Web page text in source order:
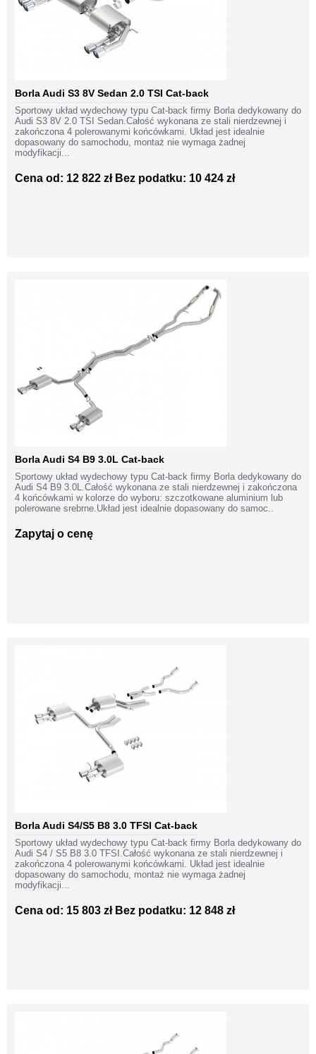
Borla Audi S3 8V Sedan 2.0 TSI Cat-back
Sportowy układ wydechowy typu Cat-back firmy Borla dedykowany do
Audi S3 8V 2.0 TSI Sedan.Całość wykonana ze stali nierdzewnej i
zakończona 4 polerowanymi końcówkami. Układ jest idealnie
dopasowany do samochodu, montaż nie wymaga żadnej
modyfikacji...
Cena od: 12 822 zł Bez podatku: 10 424 zł
Borla Audi S4 B9 3.0L Cat-back
Sportowy układ wydechowy typu Cat-back firmy Borla dedykowany do
Audi S4 B9 3.0L.Całość wykonana ze stali nierdzewnej i zakończona
4 końcówkami w kolorze do wyboru: szczotkowane aluminium lub
polerowane srebrne.Układ jest idealnie dopasowany do samoc..
Zapytaj o cenę
Borla Audi S4/S5 B8 3.0 TFSI Cat-back
Sportowy układ wydechowy typu Cat-back firmy Borla dedykowany do
Audi S4 / S5 B8 3.0 TFSI.Całość wykonana ze stali nierdzewnej i
zakończona 4 polerowanymi końcówkami. Układ jest idealnie
dopasowany do samochodu, montaż nie wymaga żadnej
modyfikacji...
Cena od: 15 803 zł Bez podatku: 12 848 zł